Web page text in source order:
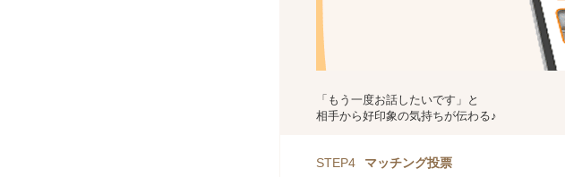
「もう一度お話したいです」と
相手から好印象の気持ちが伝わる♪
STEP4 マッチング投票